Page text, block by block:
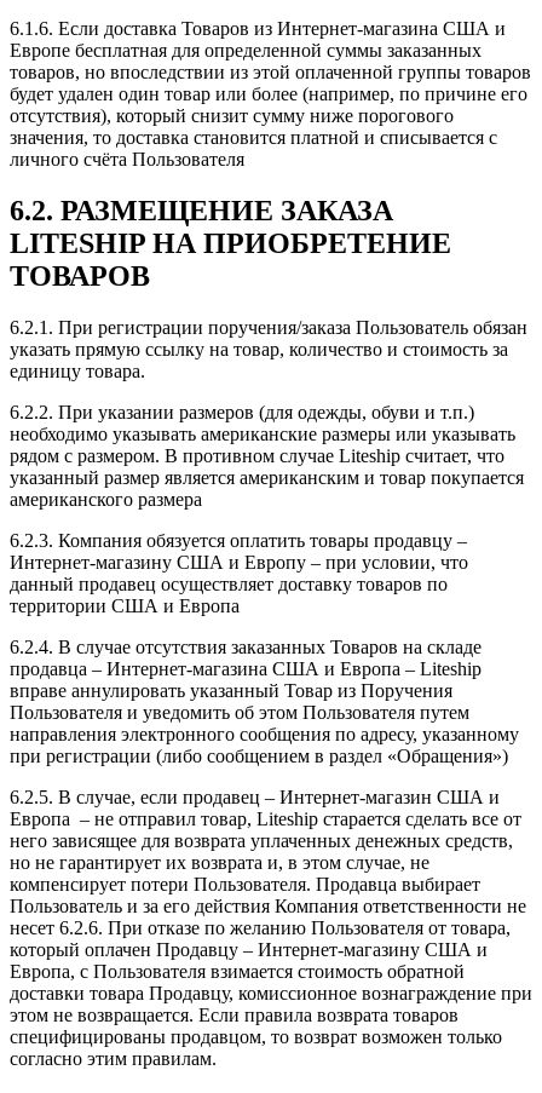
6.1.6. Если доставка Товаров из Интернет-магазина США и
Европе бесплатная для определенной суммы заказанных
товаров, но впоследствии из этой оплаченной группы товаров
будет удален один товар или более (например, по причине его
отсутствия), который снизит сумму ниже порогового
значения, то доставка становится платной и списывается с
личного счёта Пользователя
6.2. РАЗМЕЩЕНИЕ ЗАКАЗА
LITESHIP НА ПРИОБРЕТЕНИЕ
ТОВАРОВ
6.2.1. При регистрации поручения/заказа Пользователь обязан
указать прямую ссылку на товар, количество и стоимость за
единицу товара.
6.2.2. При указании размеров (для одежды, обуви и т.п.)
необходимо указывать американские размеры или указывать
рядом с размером. В противном случае Liteship считает, что
указанный размер является американским и товар покупается
американского размера
6.2.3. Компания обязуется оплатить товары продавцу –
Интернет-магазину США и Европу – при условии, что
данный продавец осуществляет доставку товаров по
территории США и Европа
6.2.4. В случае отсутствия заказанных Товаров на складе
продавца – Интернет-магазина США и Европа – Liteship
вправе аннулировать указанный Товар из Поручения
Пользователя и уведомить об этом Пользователя путем
направления электронного сообщения по адресу, указанному
при регистрации (либо сообщением в раздел «Обращения»)
6.2.5. В случае, если продавец – Интернет-магазин США и
Европа – не отправил товар, Liteship старается сделать все от
него зависящее для возврата уплаченных денежных средств,
но не гарантирует их возврата и, в этом случае, не
компенсирует потери Пользователя. Продавца выбирает
Пользователь и за его действия Компания ответственности не
несет 6.2.6. При отказе по желанию Пользователя от товара,
который оплачен Продавцу – Интернет-магазину США и
Европа, с Пользователя взимается стоимость обратной
доставки товара Продавцу, комиссионное вознаграждение при
этом не возвращается. Если правила возврата товаров
специфицированы продавцом, то возврат возможен только
согласно этим правилам.